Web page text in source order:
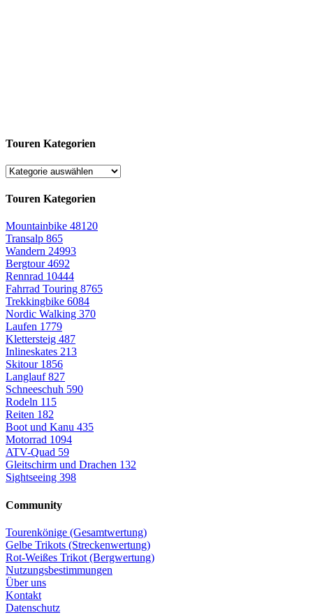
Touren Kategorien
Touren Kategorien
Mountainbike 48120
Transalp 865
Wandern 24993
Bergtour4692
Rennrad 10444
Fahrrad Touring 8765
Trekkingbike 6084
Nordic Walking 370
Laufen 1779
Klettersteig 487
Inlineskates 213
Skitour 1856
Langlauf827
Schneeschuh 590
Rodeln 115
Reiten 182
Boot und Kanu 435
Motorrad 1094
ATV-Quad 59
Gleitschirm und Drachen 132
Sightseeing 398
Community
Tourenkönige (Gesamtwertung)
Gelbe Trikots (Streckenwertung)
Rot-Weißes Trikot (Bergwertung)
Nutzungsbestimmungen
Über uns
Kontakt
Datenschutz